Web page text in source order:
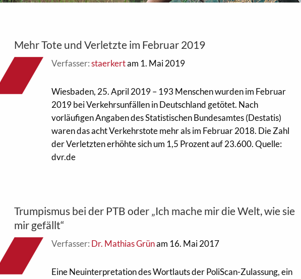
Mehr Tote und Verletzte im Februar 2019
Verfasser:staerkertam 1. Mai 2019
Wiesbaden, 25. April 2019 – 193 Menschen wurden im Februar
2019 bei Verkehrsunfällen in Deutschland getötet. Nach
vorläufigen Angaben des Statistischen Bundesamtes (Destatis)
waren das acht Verkehrstote mehr als im Februar 2018. Die Zahl
der Verletzten erhöhte sich um 1,5 Prozent auf 23.600. Quelle:
dvr.de
Trumpismus bei der PTB oder „Ich mache mir die Welt, wie sie
mir gefällt“
Verfasser: Dr. Mathias Grünam 16. Mai 2017
Eine Neuinterpretation des Wortlauts der PoliScan-Zulassung, ein